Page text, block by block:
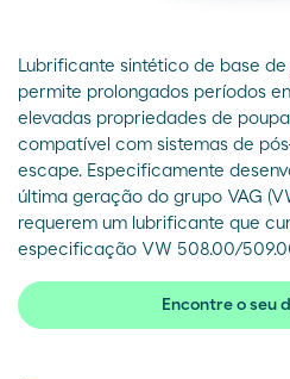
Lubrificante sintético de base de
permite prolongados períodos
elevadas propriedades de
compatível com sistemas de
escape. Especificamente
última geração do grupo VAG
requerem um lubrificante que
especificação VW 508.00/
Encontre o seu